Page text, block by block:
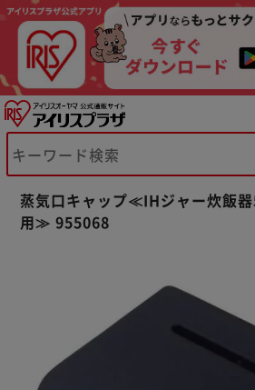
蒸気口キャップ≪IHジャー炊飯
用≫ 955068
※ご確認ください
カートに入れる